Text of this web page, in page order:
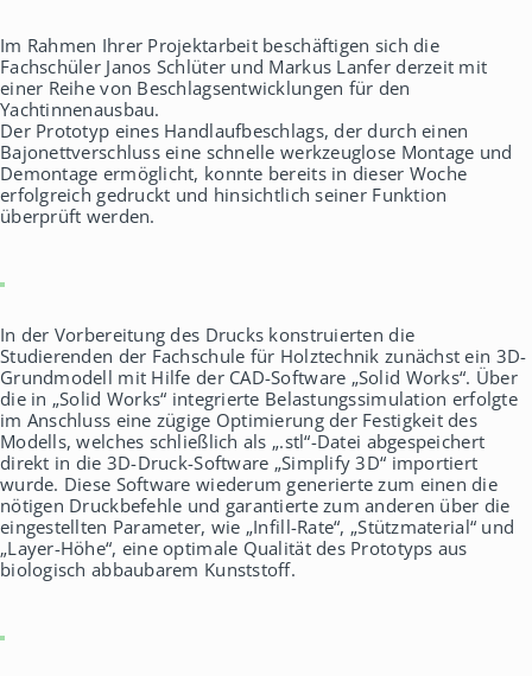
a
u
s
Im Rahmen Ihrer Projektarbeit beschäftigen sich die
Fachschüler Janos Schlüter und Markus Lanfer derzeit mit
einer Reihe von Beschlagsentwicklungen für den
Yachtinnenausbau.
Der Prototyp eines Handlaufbeschlags, der durch einen
Bajonettverschluss eine schnelle werkzeuglose Montage und
Demontage ermöglicht, konnte bereits in dieser Woche
erfolgreich gedruckt und hinsichtlich seiner Funktion
überprüft werden.
In der Vorbereitung des Drucks konstruierten die
Studierenden der Fachschule für Holztechnik zunächst ein 3D-
Grundmodell mit Hilfe der CAD-Software „Solid Works“. Über
die in „Solid Works“ integrierte Belastungssimulation erfolgte
im Anschluss eine zügige Optimierung der Festigkeit des
Modells, welches schließlich als „.stl“-Datei abgespeichert
direkt in die 3D-Druck-Software „Simplify 3D“ importiert
wurde. Diese Software wiederum generierte zum einen die
nötigen Druckbefehle und garantierte zum anderen über die
eingestellten Parameter, wie „Infill-Rate“, „Stützmaterial“ und
„Layer-Höhe“, eine optimale Qualität des Prototyps aus
biologisch abbaubarem Kunststoff.